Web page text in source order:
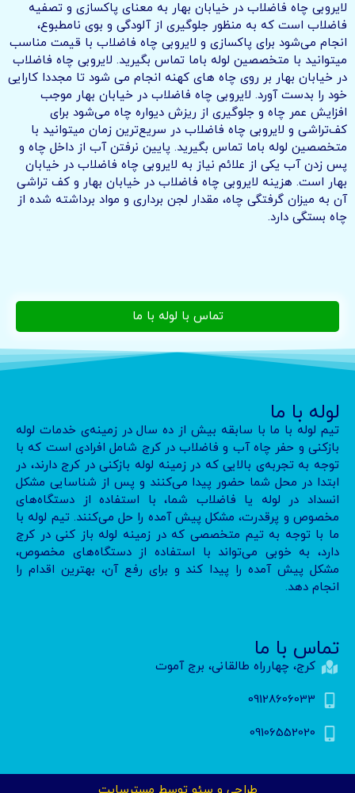
لایروبی چاه فاضلاب در خیابان بهار به معنای پاکسازی و تصفیه
فاضلاب است که به منظور جلوگیری از آلودگی و بوی نامطبوع،
انجام می‌شود برای پاکسازی و لایروبی چاه فاضلاب با قیمت مناسب
میتوانید با متخصصین لوله باما تماس بگیرید. لایروبی چاه فاضلاب
در خیابان بهار بر روی چاه های کهنه انجام می شود تا مجددا کارایی
خود را بدست آورد. لایروبی چاه فاضلاب در خیابان بهار موجب
افزایش عمر چاه و جلوگیری از ریزش دیواره چاه می‌شود برای
کف‌تراشی و لایروبی چاه فاضلاب در سریع‌ترین زمان میتوانید با
متخصصین لوله باما تماس بگیرید. پایین نرفتن آب از داخل چاه و
پس زدن آب یکی از علائم نیاز به لایروبی چاه فاضلاب در خیابان
بهار است. هزینه لایروبی چاه فاضلاب در خیابان بهار و کف تراشی
آن به میزان گرفتگی چاه، مقدار لجن برداری و مواد برداشته شده از
چاه بستگی دارد.
تماس با لوله با ما
لوله با ما
تیم لوله با ما با سابقه بیش از ده سال در زمینه‌ی خدمات لوله
بازکنی و حفر چاه آب و فاضلاب در کرج شامل افرادی است که با
توجه به تجربه‌ی بالایی که در زمینه لوله بازکنی در کرج دارند، در
ابتدا در محل شما حضور پیدا می‌کنند و پس از شناسایی مشکل
انسداد در لوله یا فاضلاب شما، با استفاده از دستگاه‌های
مخصوص و پرقدرت، مشکل پیش آمده را حل می‌کنند. تیم لوله با
ما با توجه به تیم متخصصی که در زمینه لوله باز کنی در کرج
دارد، به خوبی می‌تواند با استفاده از دستگاه‌های مخصوص،
مشکل پیش آمده را پیدا کند و برای رفع آن، بهترین اقدام را
انجام دهد.
تماس با ما
کرج، چهارراه طالقانی، برج آموت
09128606033
09106552020